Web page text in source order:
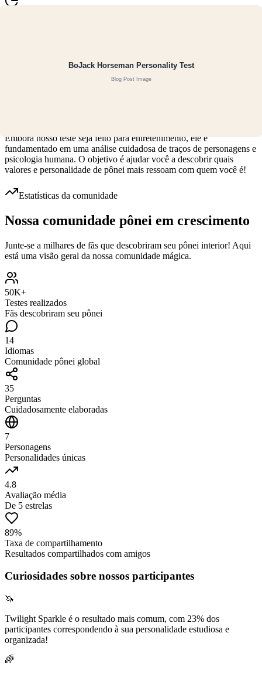
porcentagem de compatibilidade com todos os sete personagens.
Isso reconhece que personalidades reais são multifacetadas - você
pode ser 80% Twilight Sparkle e também ter 60% da energia de
Embora nosso teste seja feito para entretenimento, ele é
fundamentado em uma análise cuidadosa de traços de personagens e
psicologia humana. O objetivo é ajudar você a descobrir quais
valores e personalidade de pônei mais ressoam com quem você é!
Estatísticas da comunidade
Nossa comunidade pônei em crescimento
Junte-se a milhares de fãs que descobriram seu pônei interior! Aqui
está uma visão geral da nossa comunidade mágica.
50K+
Testes realizados
Fãs descobriram seu pônei
14
Idiomas
Comunidade pônei global
35
Perguntas
Cuidadosamente elaboradas
7
Personagens
Personalidades únicas
4.8
Avaliação média
De 5 estrelas
89%
Taxa de compartilhamento
Resultados compartilhados com amigos
Curiosidades sobre nossos participantes
🦄
Twilight Sparkle é o resultado mais comum, com 23% dos
participantes correspondendo à sua personalidade estudiosa e
organizada!
🌈